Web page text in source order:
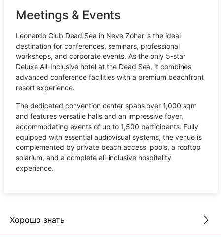
Meetings & Events
Leonardo Club Dead Sea in Neve Zohar is the ideal
destination for conferences, seminars, professional
workshops, and corporate events. As the only 5-star
Deluxe All-Inclusive hotel at the Dead Sea, it combines
advanced conference facilities with a premium beachfront
resort experience.
The dedicated convention center spans over 1,000 sqm
and features versatile halls and an impressive foyer,
accommodating events of up to 1,500 participants. Fully
equipped with essential audiovisual systems, the venue is
complemented by private beach access, pools, a rooftop
solarium, and a complete all-inclusive hospitality
experience.
Хорошо знать